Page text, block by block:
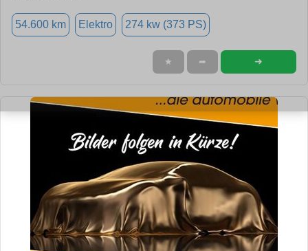
54.600 km Elektro 274 kw (373 PS)
★ ➦ ➜